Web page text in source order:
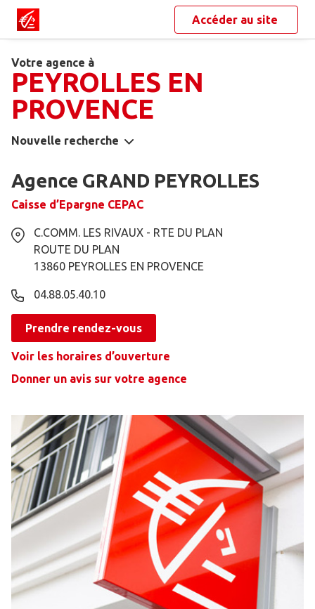
Accéder au site
Votre agence à
PEYROLLES EN
PROVENCE
Nouvelle recherche
Agence GRAND PEYROLLES
Caisse d’Epargne CEPAC
C.COMM. LES RIVAUX - RTE DU PLAN
ROUTE DU PLAN
13860 PEYROLLES EN PROVENCE
04.88.05.40.10
Prendre rendez-vous
Voir les horaires d’ouverture
Donner un avis sur votre agence